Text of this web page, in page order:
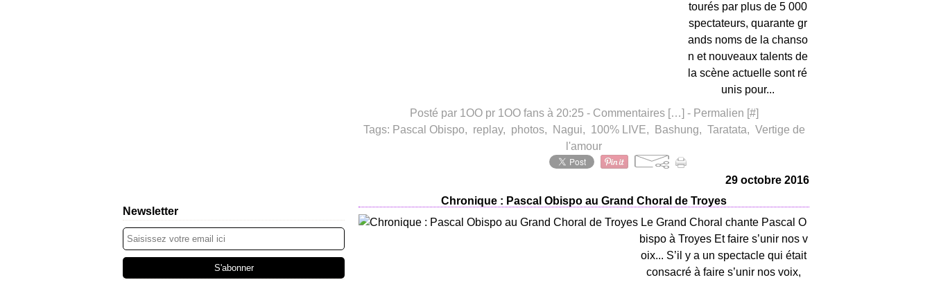
Newsletter
tourés par plus de 5 000
spectateurs, quarante gr
ands noms de la chanso
n et nouveaux talents de
la scène actuelle sont ré
unis pour...
Posté par 1OO pr 1OO fans à 20:25 - Commentaires […] - Permalien [#]
Tags: Pascal Obispo, replay, photos, Nagui, 100% LIVE, Bashung, Taratata, Vertige de
l'amour
29 octobre 2016
Chronique : Pascal Obispo au Grand Choral de Troyes
Le Grand Choral chante Pascal O
bispo à Troyes Et faire s’unir nos v
oix... S’il y a un spectacle qui était
consacré à faire s’unir nos voix,